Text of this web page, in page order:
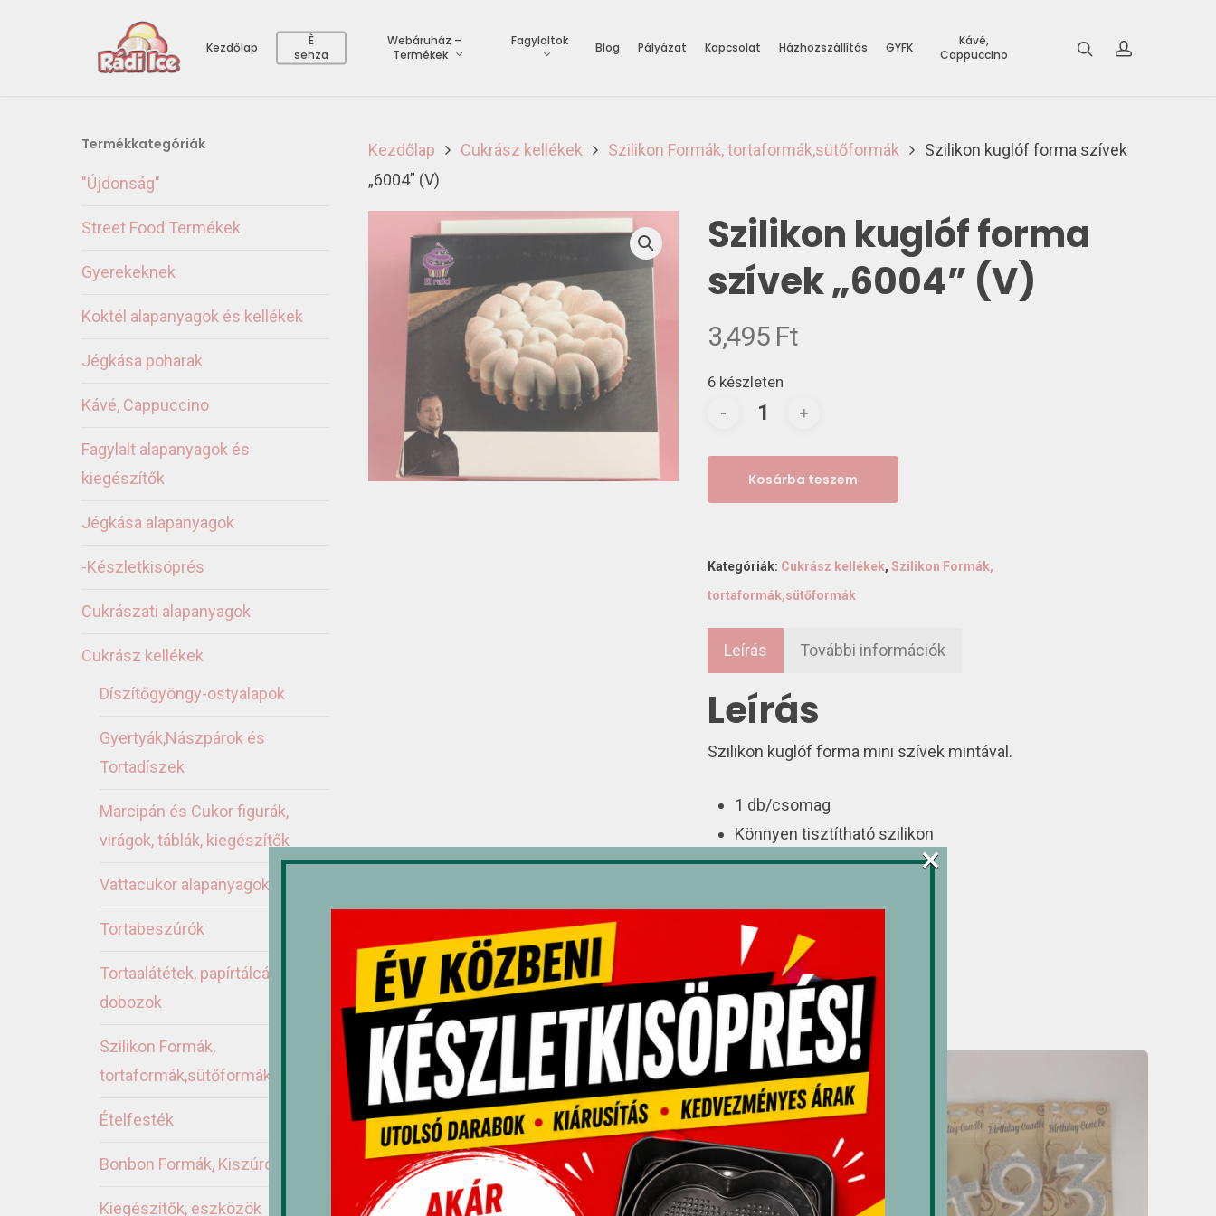
Kezdőlap
È
senza
Webáruház –
Termékek
Fagylaltok Blog Pályázat Kapcsolat Házhozszállítás GYFK
Kávé,
Cappuccino
Termékkategóriák
"Újdonság"
Street Food Termékek
Gyerekeknek
Koktél alapanyagok és kellékek
Jégkása poharak
Kávé, Cappuccino
Fagylalt alapanyagok és
kiegészítők
Jégkása alapanyagok
-Készletkisöprés
Cukrászati alapanyagok
Cukrász kellékek
Díszítőgyöngy-ostyalapok
Gyertyák,Nászpárok és
Tortadíszek
Marcipán és Cukor figurák,
virágok, táblák, kiegészítők
Vattacukor alapanyagok
Tortabeszúrók
Tortaalátétek, papírtálcák,
dobozok
Szilikon Formák,
tortaformák,sütőformák
Ételfesték
Bonbon Formák, Kiszúrók
Kiegészítők, eszközök
Kezdőlap Cukrász kellékek Szilikon Formák, tortaformák,sütőformák
Szilikon kuglóf forma szívek
„6004” (V)
Szilikon kuglóf forma
szívek „6004” (V)
3,495 Ft
6 készleten
Kosárba teszem
Kategóriák: Cukrász kellékek, Szilikon Formák,
tortaformák,sütőformák
Leírás További információk
Leírás
Szilikon kuglóf forma mini szívek mintával.
1 db/csomag
Könnyen tisztítható szilikon
Mérete: 179 x 178 x 48 mm
Kapcsolódó termékek
Akció!
×